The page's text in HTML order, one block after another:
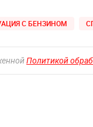
С БЕНЗИНОМ
Политикой